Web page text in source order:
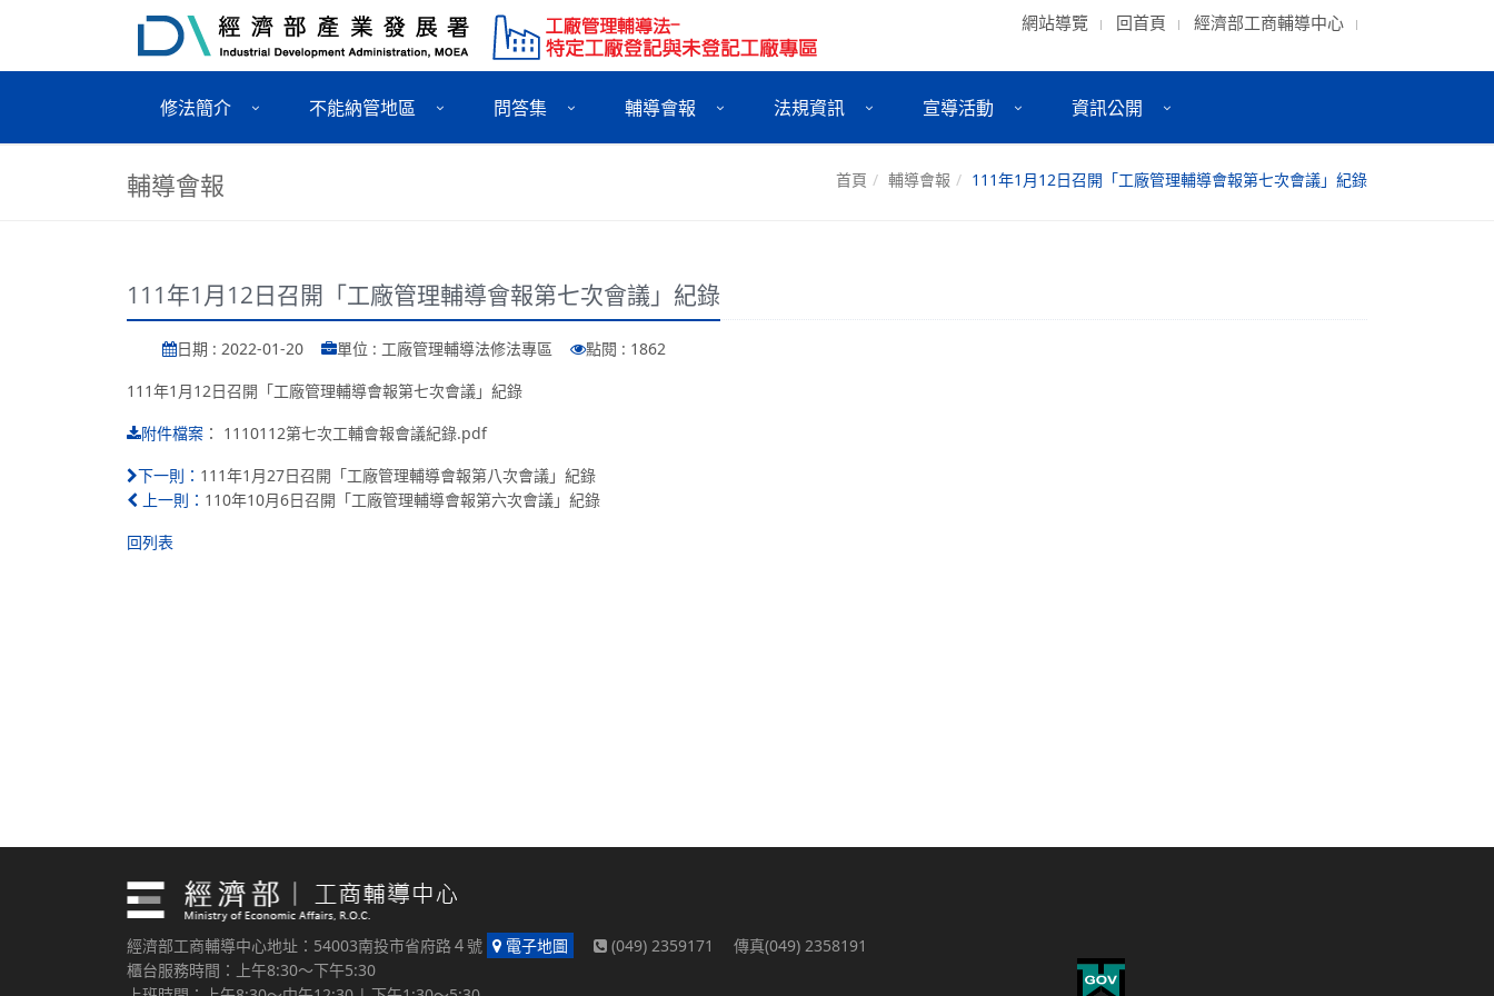
網站導覽 回首頁 經濟部工商輔導中心
修法簡介 不能納管地區 問答集 輔導會報 法規資訊 宣導活動 資訊公開
輔導會報 首頁 輔導會報 111年1月12日召開「工廠管理輔導會報第七次會議」紀錄
111年1月12日召開「工廠管理輔導會報第七次會議」紀錄
日期 : 2022-01-20 單位 : 工廠管理輔導法修法專區
點閱 : 1862
111年1月12日召開「工廠管理輔導會報第七次會議」紀錄
附件檔案 ： 1110112第七次工輔會報會議紀錄.pdf
下一則： 111年1月27日召開「工廠管理輔導會報第八次會議」紀錄
上一則： 110年10月6日召開「工廠管理輔導會報第六次會議」紀錄
回列表
經濟部工商輔導中心地址：54003南投市省府路４號 電子地圖
(049) 2359171 傳真(049) 2358191
櫃台服務時間：上午8:30～下午5:30